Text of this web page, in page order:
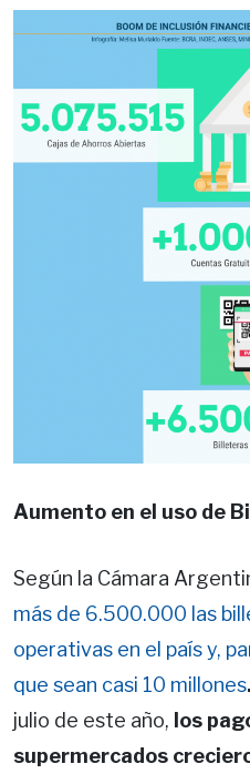
Aumento en el uso de
Según la Cámara
más de 6.500.000 las
operativas en el país y,
que sean casi 10 millones.
julio de este año, los
supermercados